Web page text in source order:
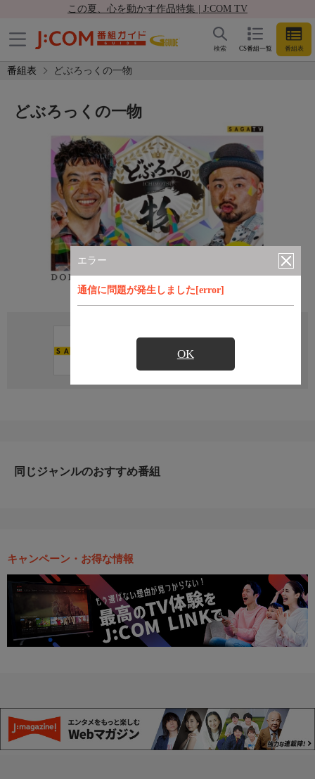
この夏、心を動かす作品特集 | J:COM TV
CS番組一覧 番組表
検索
番組表 どぶろっくの一物
エラー
通信に問題が発生しました[error]
OK
どぶろっくの一物
直近の放送予定はありません
同じジャンルのおすすめ番組
キャンペーン・お得な情報